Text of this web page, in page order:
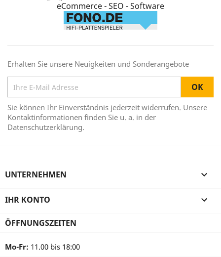
eCommerce - SEO - Software
Erhalten Sie unsere Neuigkeiten und Sonderangebote
Sie können Ihr Einverständnis jederzeit widerrufen. Unsere
Kontaktinformationen finden Sie u. a. in der
Datenschutzerklärung.
UNTERNEHMEN 
IHR KONTO 
ÖFFNUNGSZEITEN
Mo-Fr: 11.00 bis 18:00